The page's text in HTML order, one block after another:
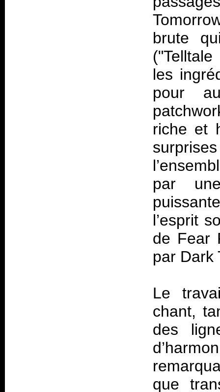
brute
les
pour
riche et
par
l’esprit
de Fear
par Dark
Le
chant,
des
que